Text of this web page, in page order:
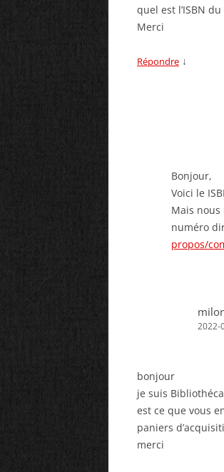
quel est l’ISBN
Merci
Répondre ↓
Bonjour,
Voici le
Mais nous
numéro
propos/
2022-
bonjour
je suis
est ce que vous
paniers
merci